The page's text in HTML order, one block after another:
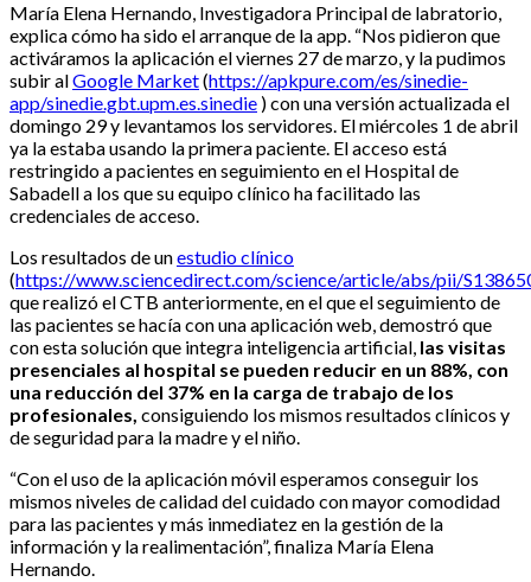
María Elena Hernando, Investigadora Principal de labratorio,
explica cómo ha sido el arranque de la app. “Nos pidieron que
activáramos la aplicación el viernes 27 de marzo, y la pudimos
subir alGoogle Market(https://apkpure.com/es/sinedie-
app/sinedie.gbt.upm.es.sinedie ) con una versión actualizada el
domingo 29 y levantamos los servidores. El miércoles 1 de abril
ya la estaba usando la primera paciente. El acceso está
restringido a pacientes en seguimiento en el Hospital de
Sabadell a los que su equipo clínico ha facilitado las
credenciales de acceso.
Los resultados de unestudio clínico
(https://www.sciencedirect.com/science/article/abs/pii/
que realizó el CTB anteriormente, en el que el seguimiento de
las pacientes se hacía con una aplicación web, demostró que
con esta solución que integra inteligencia artificial, las visitas
presenciales al hospital se pueden reducir en un 88%, con
una reducción del 37% en la carga de trabajo de los
profesionales, consiguiendo los mismos resultados clínicos y
de seguridad para la madre y el niño.
“Con el uso de la aplicación móvil esperamos conseguir los
mismos niveles de calidad del cuidado con mayor comodidad
para las pacientes y más inmediatez en la gestión de la
información y la realimentación”, finaliza María Elena
Hernando.